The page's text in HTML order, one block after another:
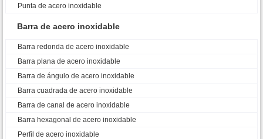
Punta de acero inoxidable
Barra de acero inoxidable
Barra redonda de acero inoxidable
Barra plana de acero inoxidable
Barra de ángulo de acero inoxidable
Barra cuadrada de acero inoxidable
Barra de canal de acero inoxidable
Barra hexagonal de acero inoxidable
Perfil de acero inoxidable